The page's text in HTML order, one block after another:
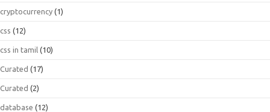
cryptocurrency (1)
css (12)
css in tamil (10)
Curated (17)
Curated (2)
database (12)